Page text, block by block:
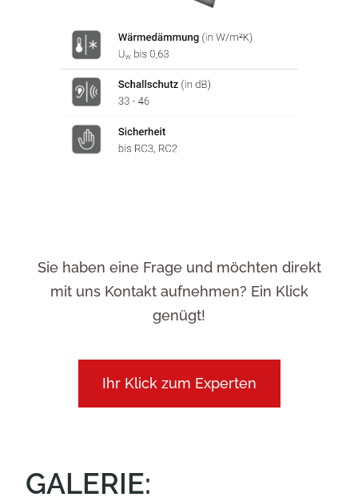
Sie haben eine Frage und möchten direkt
mit uns Kontakt aufnehmen? Ein Klick
genügt!
Ihr Klick zum Experten
GALERIE: